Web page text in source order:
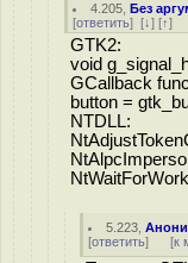
4.205 ,Без
[ответить] [↓] [↑]
GTK2:
void
GCallback
button =
NTDLL:
5.223 ,
[ответить] [к